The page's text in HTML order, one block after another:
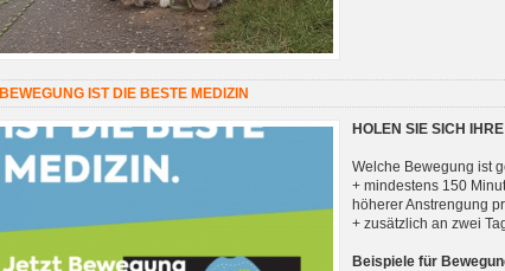
BEWEGUNG IST DIE BESTE MEDIZIN
HOLEN SIE SICH
Welche Bewegung ist
+ mindestens 150
höherer Anstrengung
+ zusätzlich an zwei
Beispiele für